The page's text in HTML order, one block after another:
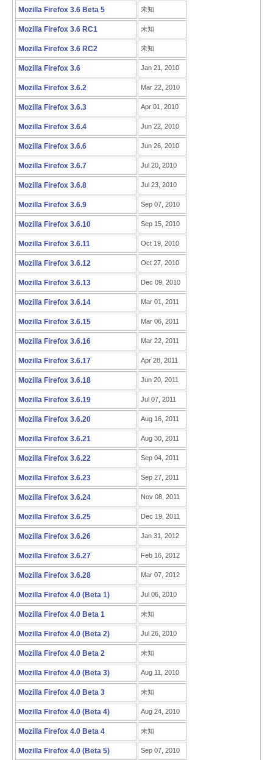
Mozilla Firefox 3.6 Beta 5 未知
Mozilla Firefox 3.6 RC1 未知
Mozilla Firefox 3.6 RC2 未知
Mozilla Firefox 3.6 Jan 21, 2010
Mozilla Firefox 3.6.2 Mar 22, 2010
Mozilla Firefox 3.6.3 Apr 01, 2010
Mozilla Firefox 3.6.4 Jun 22, 2010
Mozilla Firefox 3.6.6 Jun 26, 2010
Mozilla Firefox 3.6.7 Jul 20, 2010
Mozilla Firefox 3.6.8 Jul 23, 2010
Mozilla Firefox 3.6.9 Sep 07, 2010
Mozilla Firefox 3.6.10 Sep 15, 2010
Mozilla Firefox 3.6.11 Oct 19, 2010
Mozilla Firefox 3.6.12 Oct 27, 2010
Mozilla Firefox 3.6.13 Dec 09, 2010
Mozilla Firefox 3.6.14 Mar 01, 2011
Mozilla Firefox 3.6.15 Mar 06, 2011
Mozilla Firefox 3.6.16 Mar 22, 2011
Mozilla Firefox 3.6.17 Apr 28, 2011
Mozilla Firefox 3.6.18 Jun 20, 2011
Mozilla Firefox 3.6.19 Jul 07, 2011
Mozilla Firefox 3.6.20 Aug 16, 2011
Mozilla Firefox 3.6.21 Aug 30, 2011
Mozilla Firefox 3.6.22 Sep 04, 2011
Mozilla Firefox 3.6.23 Sep 27, 2011
Mozilla Firefox 3.6.24 Nov 08, 2011
Mozilla Firefox 3.6.25 Dec 19, 2011
Mozilla Firefox 3.6.26 Jan 31, 2012
Mozilla Firefox 3.6.27 Feb 16, 2012
Mozilla Firefox 3.6.28 Mar 07, 2012
Mozilla Firefox 4.0 (Beta 1) Jul 06, 2010
Mozilla Firefox 4.0 Beta 1 未知
Mozilla Firefox 4.0 (Beta 2) Jul 26, 2010
Mozilla Firefox 4.0 Beta 2 未知
Mozilla Firefox 4.0 (Beta 3) Aug 11, 2010
Mozilla Firefox 4.0 Beta 3 未知
Mozilla Firefox 4.0 (Beta 4) Aug 24, 2010
Mozilla Firefox 4.0 Beta 4 未知
Mozilla Firefox 4.0 (Beta 5) Sep 07, 2010